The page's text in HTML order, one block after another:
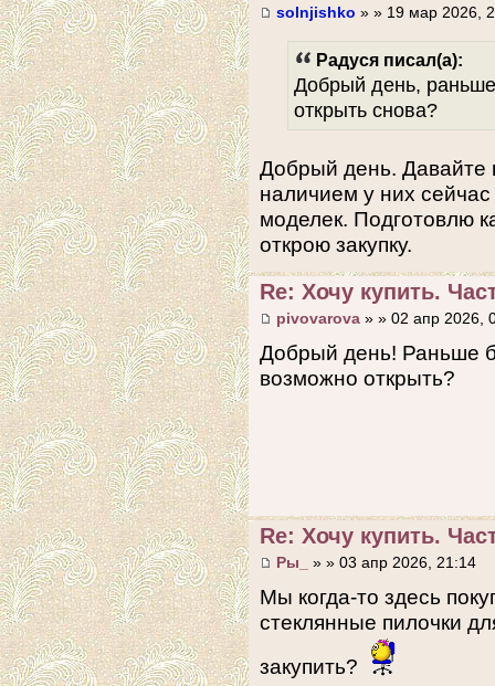
solnjishko » » 19 мар 2026,
Радуся писал(а):
Добрый день,
открыть снова?
Добрый день. Давайте
наличием у них
моделек. Подготовлю
открою закупку.
Re: Хочу купить.
pivovarova » » 02 апр 2026,
Добрый день! Раньше
возможно открыть?
Re: Хочу купить.
Ры_ » » 03 апр 2026, 21:14
Мы когда-то здесь
стеклянные пилочки
закупить?